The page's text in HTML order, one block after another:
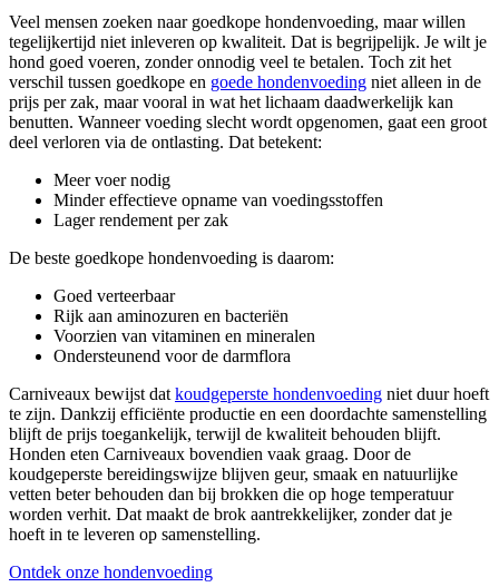
Veel mensen zoeken naar goedkope hondenvoeding, maar willen
tegelijkertijd niet inleveren op kwaliteit. Dat is begrijpelijk. Je wilt je
hond goed voeren, zonder onnodig veel te betalen. Toch zit het
verschil tussen goedkope en goede hondenvoeding niet alleen in de
prijs per zak, maar vooral in wat het lichaam daadwerkelijk kan
benutten. Wanneer voeding slecht wordt opgenomen, gaat een groot
deel verloren via de ontlasting. Dat betekent:
Meer voer nodig
Minder effectieve opname van voedingsstoffen
Lager rendement per zak
De beste goedkope hondenvoeding is daarom:
Goed verteerbaar
Rijk aan aminozuren en bacteriën
Voorzien van vitaminen en mineralen
Ondersteunend voor de darmflora
Carniveaux bewijst dat koudgeperste hondenvoeding niet duur hoeft
te zijn. Dankzij efficiënte productie en een doordachte samenstelling
blijft de prijs toegankelijk, terwijl de kwaliteit behouden blijft.
Honden eten Carniveaux bovendien vaak graag. Door de
koudgeperste bereidingswijze blijven geur, smaak en natuurlijke
vetten beter behouden dan bij brokken die op hoge temperatuur
worden verhit. Dat maakt de brok aantrekkelijker, zonder dat je
hoeft in te leveren op samenstelling.
Ontdek onze hondenvoeding